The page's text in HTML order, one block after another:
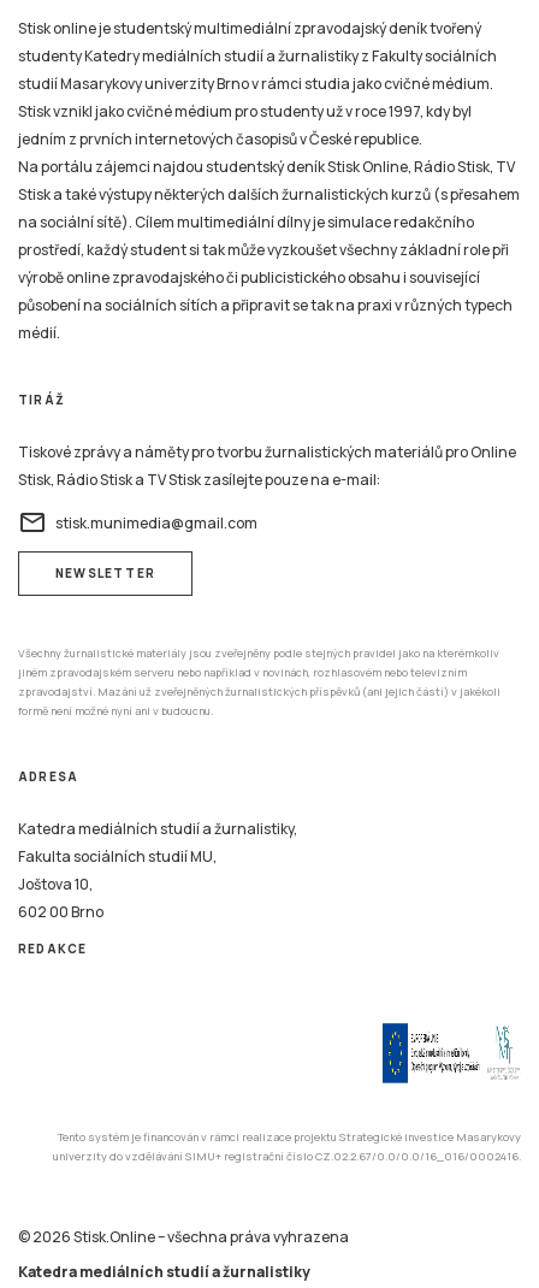
Stisk online je studentský multimediální zpravodajský deník tvořený
studenty Katedry mediálních studií a žurnalistiky z Fakulty sociálních
studií Masarykovy univerzity Brno v rámci studia jako cvičné médium.
Stisk vznikl jako cvičné médium pro studenty už v roce 1997, kdy byl
jedním z prvních internetových časopisů v České republice.
Na portálu zájemci najdou studentský deník Stisk Online, Rádio Stisk, TV
Stisk a také výstupy některých dalších žurnalistických kurzů (s přesahem
na sociální sítě). Cílem multimediální dílny je simulace redakčního
prostředí, každý student si tak může vyzkoušet všechny základní role při
výrobě online zpravodajského či publicistického obsahu i související
působení na sociálních sítích a připravit se tak na praxi v různých typech
médií.
TIRÁŽ
Tiskové zprávy a náměty pro tvorbu žurnalistických materiálů pro Online
Stisk, Rádio Stisk a TV Stisk zasílejte pouze na e-mail:
email stisk.munimedia@gmail.com
NEWSLETTER
Všechny žurnalistické materiály jsou zveřejněny podle stejných pravidel jako na kterémkoliv
jiném zpravodajském serveru nebo například v novinách, rozhlasovém nebo televizním
zpravodajství. Mazání už zveřejněných žurnalistických příspěvků (ani jejich částí) v jakékoli
formě není možné nyní ani v budoucnu.
ADRESA
Katedra mediálních studií a žurnalistiky,
Fakulta sociálních studií MU,
Joštova 10,
602 00 Brno
REDAKCE
Tento systém je financován v rámci realizace projektu Strategické investice Masarykovy
univerzity do vzdělávání SIMU+ registrační číslo CZ.02.2.67/0.0/0.0/16_016/0002416.
© 2026 Stisk.Online – všechna práva vyhrazena
Katedra mediálních studií a žurnalistiky